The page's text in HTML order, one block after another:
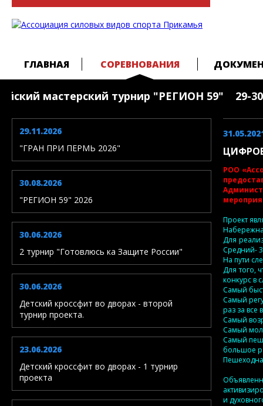
ГЛАВНАЯ СОРЕВНОВАНИЯ
мастерский турнир "РЕГИОН 59" 29-30
29.11.2026
"ГРАН ПРИ ПЕРМЬ 2026"
30.08.2026
"РЕГИОН 59" 2026
30.06.2026
2 турнир "Готовлюсь ка Защите России"
30.06.2026
Детский кроссфит во дворах - второй
турнир проекта.
23.06.2026
Детский кроссфит во дворах - 1 турнир
проекта
РОО
Проект
Для
Средний-
На пути
Для того,
конкурс в
Самый
Самый
раз за все
Самый
Самый
Самый
большое
и